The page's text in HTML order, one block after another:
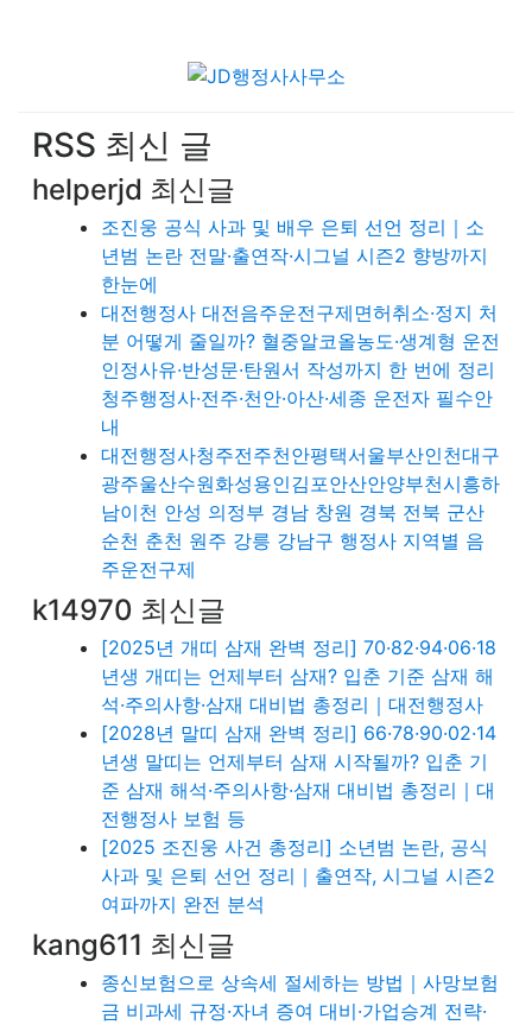
RSS 최신 글
helperjd 최신글
조진웅 공식 사과 및 배우 은퇴 선언 정리｜소
년범 논란 전말·출연작·시그널 시즌2 향방까지
한눈에
대전행정사 대전음주운전구제면허취소·정지 처
분 어떻게 줄일까? 혈중알코올농도·생계형 운전
인정사유·반성문·탄원서 작성까지 한 번에 정리
청주행정사·전주·천안·아산·세종 운전자 필수안
내
대전행정사청주전주천안평택서울부산인천대구
광주울산수원화성용인김포안산안양부천시흥하
남이천 안성 의정부 경남 창원 경북 전북 군산
순천 춘천 원주 강릉 강남구 행정사 지역별 음
주운전구제
k14970 최신글
[2025년 개띠 삼재 완벽 정리] 70·82·94·06·18
년생 개띠는 언제부터 삼재? 입춘 기준 삼재 해
석·주의사항·삼재 대비법 총정리｜대전행정사
[2028년 말띠 삼재 완벽 정리] 66·78·90·02·14
년생 말띠는 언제부터 삼재 시작될까? 입춘 기
준 삼재 해석·주의사항·삼재 대비법 총정리｜대
전행정사 보험 등
[2025 조진웅 사건 총정리] 소년범 논란, 공식
사과 및 은퇴 선언 정리｜출연작, 시그널 시즌2
여파까지 완전 분석
kang611 최신글
종신보험으로 상속세 절세하는 방법｜사망보험
금 비과세 규정·자녀 증여 대비·가업승계 전략·